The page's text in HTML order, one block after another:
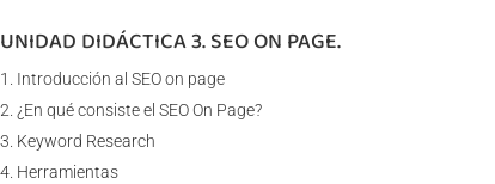
UNIDAD DIDÁCTICA 3. SEO ON PAGE.
Introducción al SEO on page
¿En qué consiste el SEO On Page?
Keyword Research
Herramientas